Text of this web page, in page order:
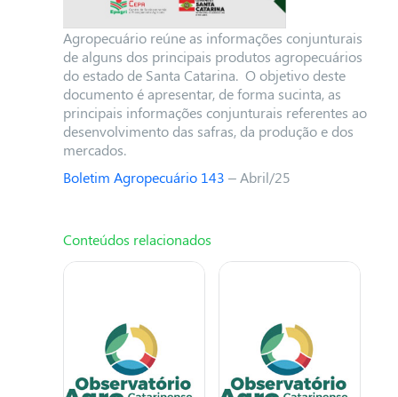
Agropecuário reúne as informações conjunturais
de alguns dos principais produtos agropecuários
do estado de Santa Catarina. O objetivo deste
documento é apresentar, de forma sucinta, as
principais informações conjunturais referentes ao
desenvolvimento das safras, da produção e dos
mercados.
Boletim Agropecuário 143 – Abril/25
Conteúdos relacionados